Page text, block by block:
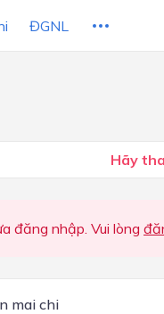
ĐGNL
Hãy
đăng nhập. Vui lòng
mai chi